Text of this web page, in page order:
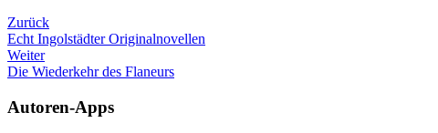
Zurück
Echt Ingolstädter Originalnovellen
Weiter
Die Wiederkehr des Flaneurs
Autoren-Apps